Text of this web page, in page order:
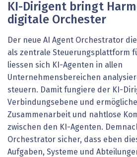
KI-Dirigent bringt
digitale Orchester
Der neue AI Agent Orchestrator
als zentrale Steuerungsplattform
liessen sich KI-Agenten in allen
Unternehmensbereichen
steuern. Damit fungiere der KI-
Verbindungsebene und
Zusammenarbeit und nahtlose
zwischen den KI-Agenten.
Orchestrator sicher, dass eben
Aufgaben, Systeme und